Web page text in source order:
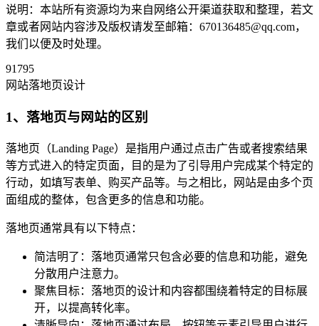
说明：本站所有资源均为来自网络公开渠道获取和整理，若文
章或者网站内容涉及版权请发至邮箱：670136485@qq.com，
我们以便及时处理。
91795
网站落地页设计
1、落地页与网站的区别
落地页（Landing Page）是指用户通过点击广告或者搜索结果
等方式进入的特定页面，目的是为了引导用户完成某个特定的
行动，如填写表单、购买产品等。与之相比，网站是由多个页
面组成的整体，包含更多的信息和功能。
落地页通常具有以下特点：
简洁明了：落地页通常只包含必要的信息和功能，避免
分散用户注意力。
聚焦目标：落地页的设计和内容都围绕着特定的目标展
开，以提高转化率。